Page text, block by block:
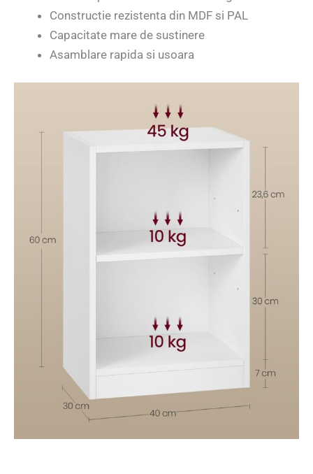
Constructie rezistenta din MDF si PAL
Capacitate mare de sustinere
Asamblare rapida si usoara